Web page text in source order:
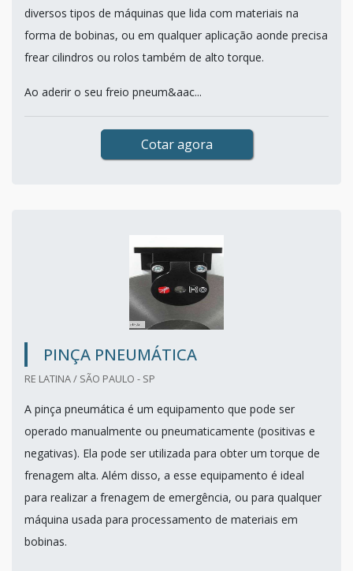
diversos tipos de máquinas que lida com materiais na
forma de bobinas, ou em qualquer aplicação aonde precisa
frear cilindros ou rolos também de alto torque.
Ao aderir o seu freio pneum&aac...
Cotar agora
PINÇA PNEUMÁTICA
RE LATINA / SÃO PAULO - SP
A pinça pneumática é um equipamento que pode ser
operado manualmente ou pneumaticamente (positivas e
negativas). Ela pode ser utilizada para obter um torque de
frenagem alta. Além disso, a esse equipamento é ideal
para realizar a frenagem de emergência, ou para qualquer
máquina usada para processamento de materiais em
bobinas.